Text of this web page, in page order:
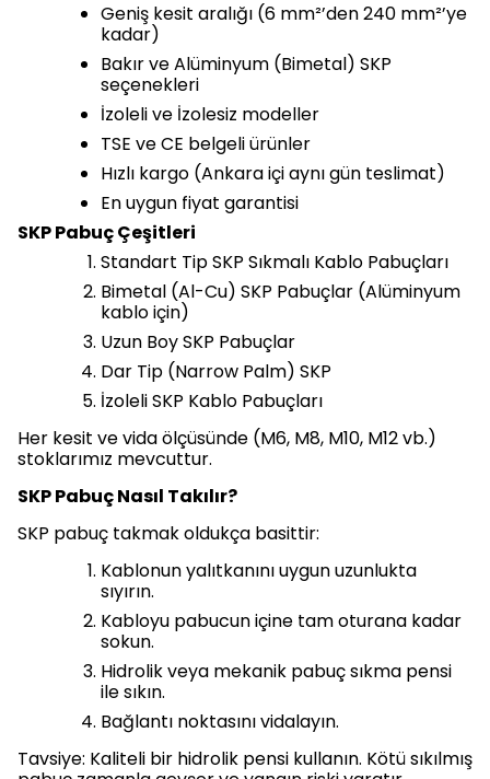
Geniş kesit aralığı (6 mm²’den 240 mm²’ye
kadar)
Bakır ve Alüminyum (Bimetal) SKP
seçenekleri
İzoleli ve İzolesiz modeller
TSE ve CE belgeli ürünler
Hızlı kargo (Ankara içi aynı gün teslimat)
En uygun fiyat garantisi
SKP Pabuç Çeşitleri
Standart Tip SKP Sıkmalı Kablo Pabuçları
Bimetal (Al-Cu) SKP Pabuçlar (Alüminyum
kablo için)
Uzun Boy SKP Pabuçlar
Dar Tip (Narrow Palm) SKP
İzoleli SKP Kablo Pabuçları
Her kesit ve vida ölçüsünde (M6, M8, M10, M12 vb.)
stoklarımız mevcuttur.
SKP Pabuç Nasıl Takılır?
SKP pabuç takmak oldukça basittir:
Kablonun yalıtkanını uygun uzunlukta
sıyırın.
Kabloyu pabucun içine tam oturana kadar
sokun.
Hidrolik veya mekanik pabuç sıkma pensi
ile sıkın.
Bağlantı noktasını vidalayın.
Tavsiye: Kaliteli bir hidrolik pensi kullanın. Kötü sıkılmış